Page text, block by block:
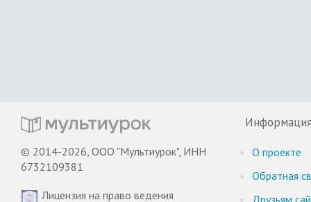
© 2014-2026, ООО "Мультиурок", ИНН
6732109381
Лицензия на право ведения
О проекте
Обратная
Друзьям